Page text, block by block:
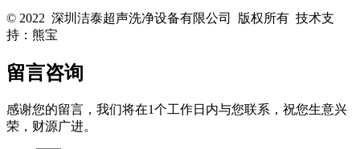
© 2022 深圳洁泰超声洗净设备有限公司 版权所有 技术支
持：熊宝
留言咨询
感谢您的留言，我们将在1个工作日内与您联系，祝您生意兴
荣，财源广进。